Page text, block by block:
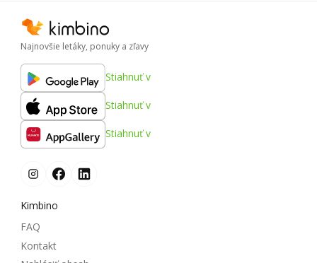
Najnovšie letáky, ponuky a zľavy
Stiahnuť v
Stiahnuť v
Stiahnuť v
Kimbino
FAQ
Kontakt